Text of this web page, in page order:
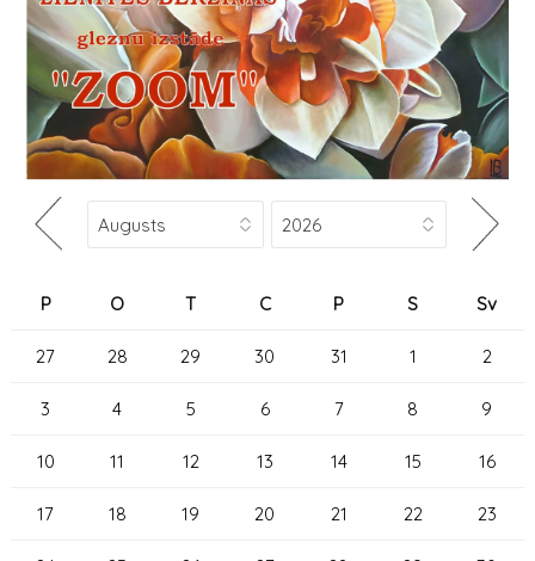
P O T C P S Sv
27 28 29 30 31 1 2
3 4 5 6 7 8 9
10 11 12 13 14 15 16
17 18 19 20 21 22 23